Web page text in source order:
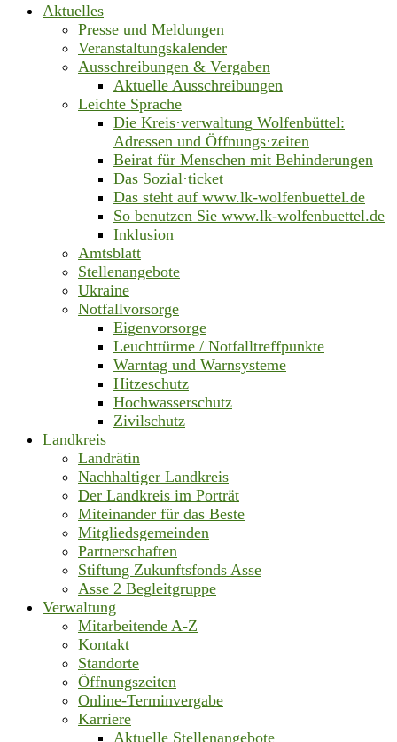
Aktuelles
Presse und Meldungen
Veranstaltungskalender
Ausschreibungen & Vergaben
Aktuelle Ausschreibungen
Leichte Sprache
Die Kreis·verwaltung Wolfenbüttel:
Adressen und Öffnungs·zeiten
Beirat für Menschen mit Behinderungen
Das Sozial·ticket
Das steht auf www.lk-wolfenbuettel.de
So benutzen Sie www.lk-wolfenbuettel.de
Inklusion
Amtsblatt
Stellenangebote
Ukraine
Notfallvorsorge
Eigenvorsorge
Leuchttürme / Notfalltreffpunkte
Warntag und Warnsysteme
Hitzeschutz
Hochwasserschutz
Zivilschutz
Landkreis
Landrätin
Nachhaltiger Landkreis
Der Landkreis im Porträt
Miteinander für das Beste
Mitgliedsgemeinden
Partnerschaften
Stiftung Zukunftsfonds Asse
Asse 2 Begleitgruppe
Verwaltung
Mitarbeitende A-Z
Kontakt
Standorte
Öffnungszeiten
Online-Terminvergabe
Karriere
Aktuelle Stellenangebote